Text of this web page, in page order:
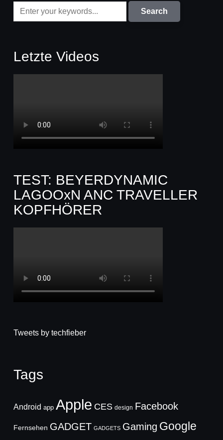
Letzte Videos
TEST: BEYERDYNAMIC
LAGOOxN ANC TRAVELLER
KOPFHÖRER
Tweets by techfieber
Tags
Android app Apple CES design Facebook
Fernsehen GADGET GADGETS Gaming Google